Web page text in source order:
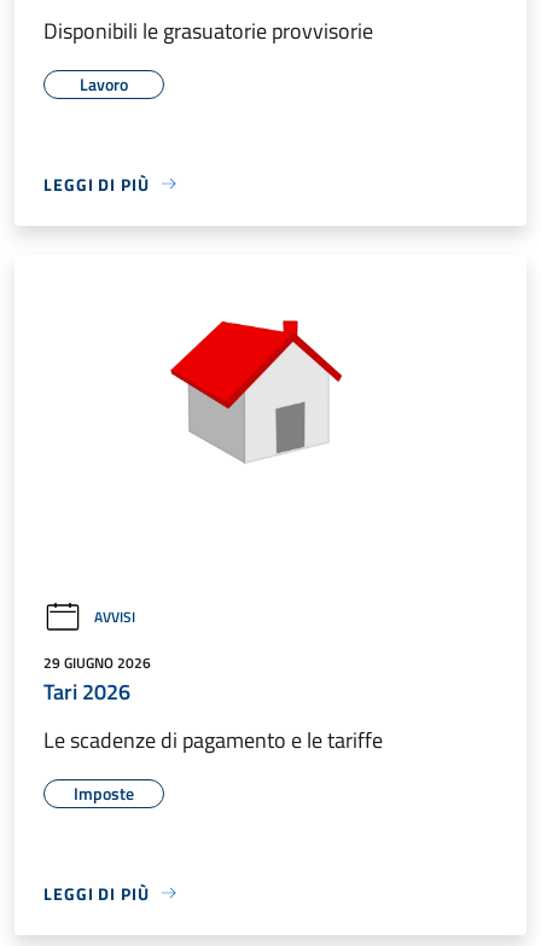
Disponibili le grasuatorie provvisorie
Lavoro
LEGGI DI PIÙ
AVVISI
29 GIUGNO 2026
Tari 2026
Le scadenze di pagamento e le tariffe
Imposte
LEGGI DI PIÙ